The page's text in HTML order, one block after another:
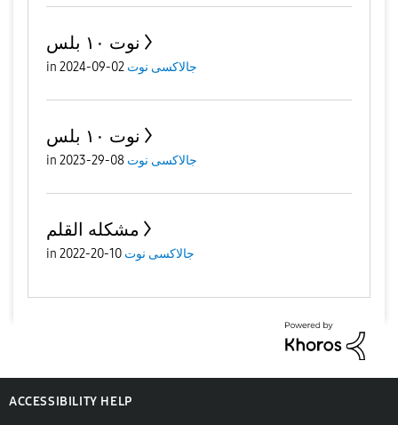
نوت ١٠ بلس
in جالاكسى نوت 02-09-2024
نوت ١٠ بلس
in جالاكسى نوت 08-29-2023
مشكله القلم
in جالاكسى نوت 10-20-2022
ACCESSIBILITY HELP